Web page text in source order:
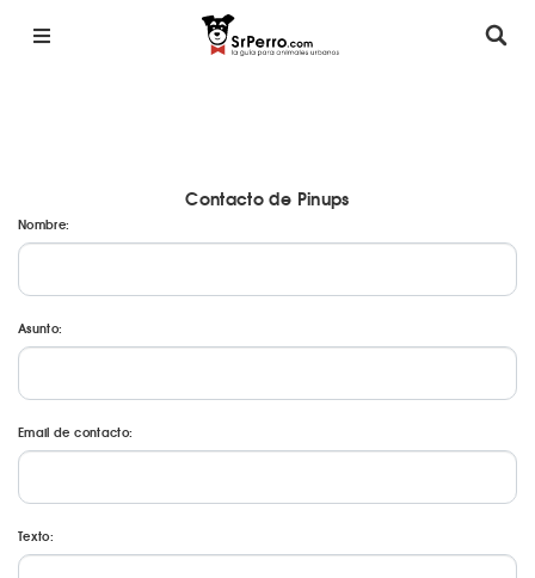
Contacto de Pinups
Nombre:
Asunto:
Email de contacto:
Texto: